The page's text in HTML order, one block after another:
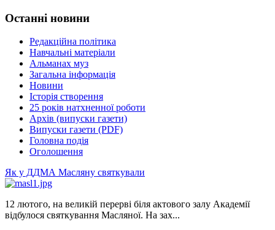
Останні новини
Редакційна політика
Навчальні матеріали
Альманах муз
Загальна інформація
Новини
Історія створення
25 років натхненної роботи
Архів (випуски газети)
Випуски газети (PDF)
Головна подія
Оголошення
Як у ДДМА Масляну святкували
12 лютого, на великій перерві біля актового залу Академії
відбулося святкування Масляної. На зах...